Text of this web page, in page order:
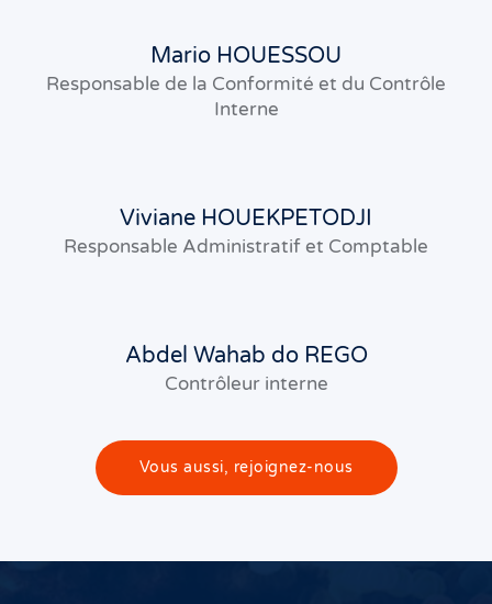
Mario HOUESSOU
Responsable de la Conformité et du Contrôle
Interne
Viviane HOUEKPETODJI
Responsable Administratif et Comptable
Abdel Wahab do REGO
Contrôleur interne
Vous aussi, rejoignez-nous